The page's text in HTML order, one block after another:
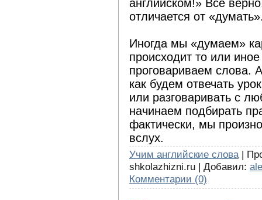
английском!» Всё
отличается от
Иногда мы «думаем»
происходит то или
проговариваем слова.
как будем отвечать
или разговаривать с
начинаем подбирать
фактически, мы
вслух.
Учим английские слова |
shkolazhizni.ru | Добавил:
Комментарии (0)